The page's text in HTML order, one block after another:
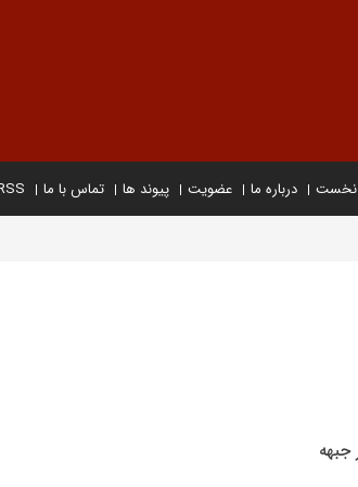
نخست درباره ما عضویت پیوند ها تماس با ما